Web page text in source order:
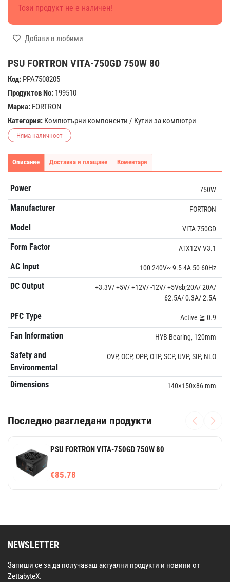
PSU FORTRON VITA-750GD 750W 80
Код: PPA7508205
Продуктов No: 199510
Марка: FORTRON
Категория: Компютърни компоненти / Кутии за компютри
Няма наличност
Този продукт не е наличен!
Добави в любими
Описание Доставка и плащане Коментари
Power 750W
Manufacturer FORTRON
Model VITA-750GD
Form Factor ATX12V V3.1
AC Input 100-240V~ 9.5-4A 50-60Hz
DC Output
+3.3V/ +5V/ +12V/ -12V/ +5Vsb;20A/ 20A/
62.5A/ 0.3A/ 2.5A
PFC Type Active ≧ 0.9
Fan Information HYB Bearing, 120mm
Safety and
Environmental
OVP, OCP, OPP, OTP, SCP, UVP, SIP, NLO
Dimensions 140×150×86 mm
Последно разгледани продукти
PSU FORTRON VITA-750GD 750W 80
€85.78
NEWSLETTER
Запиши се за да получаваш актуални продукти и новини от
ZettabyteX.